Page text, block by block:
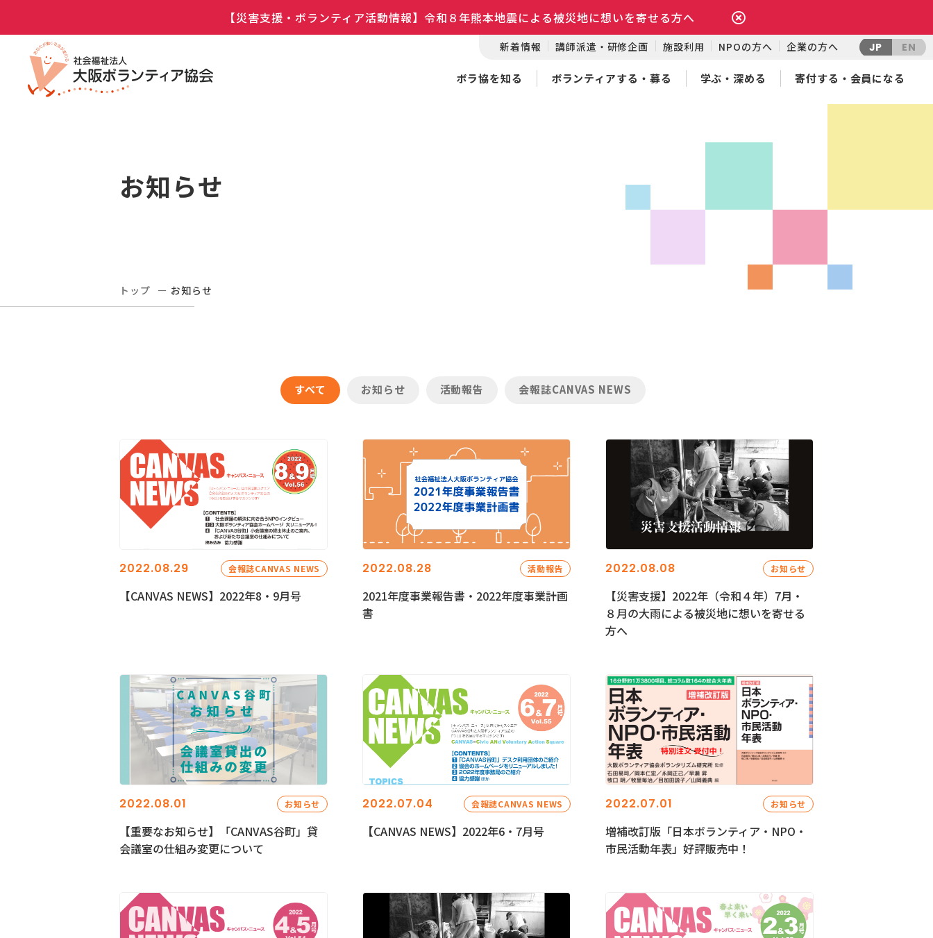
【災害支援・ボランティア活動情報】令和８年熊本地震による被災地に想いを寄せる方へ
新着情報 講師派遣・研修企画 施設利用 NPOの方へ 企業の方へ JP EN
ボラ協を知る ボランティアする・募る 学ぶ・深める 寄付する・会員になる
お知らせ
トップ お知らせ
すべて お知らせ 活動報告 会報誌CANVAS NEWS
2022.08.29 会報誌CANVAS NEWS
【CANVAS NEWS】2022年8・9月号
2022.08.28 活動報告
2021年度事業報告書・2022年度事業計画
書
2022.08.08 お知らせ
【災害支援】2022年（令和４年）7月・
８月の大雨による被災地に想いを寄せる
方へ
2022.08.01 お知らせ
【重要なお知らせ】「CANVAS谷町」貸
会議室の仕組み変更について
2022.07.04 会報誌CANVAS NEWS
【CANVAS NEWS】2022年6・7月号
2022.07.01 お知らせ
増補改訂版「日本ボランティア・NPO・
市民活動年表」好評販売中！